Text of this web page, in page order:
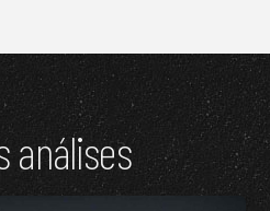
análises